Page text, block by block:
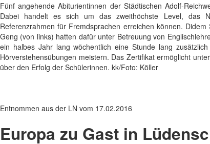
Fünf angehende Abiturientinnen der Städtischen Adolf-
Dabei handelt es sich um das zweithöchste Level, das
Referenzrahmen für Fremdsprachen erreichen können.
Geng (von links) hatten dafür unter Betreuung von
ein halbes Jahr lang wöchentlich eine Stunde lang
Hörverstehensübungen meistern. Das Zertifikat ermöglicht
über den Erfolg der Schülerinnen. kk/Foto: Köller
Entnommen aus der LN vom 17.02.2016
Europa zu Gast in